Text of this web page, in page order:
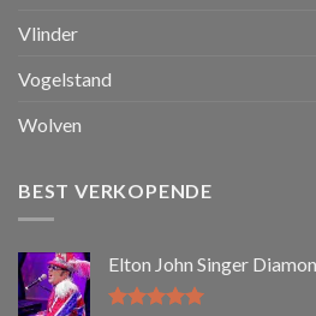
Vlinder
Vogelstand
Wolven
BEST VERKOPENDE
Elton John Singer